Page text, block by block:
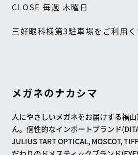
CLOSE 毎週 木曜日
三好眼科様第3駐車場をご利用
メガネのナカシマ
人にやさしいメガネをお届けする福
ん。個性的なインポートブランド
JULIUS TART OPTICAL, MOSCOT,